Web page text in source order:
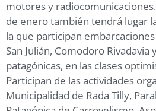
motores y
de enero también tendrá lugar
la que participan
San Julián, Comodoro Rivadavia
patagónicas, en las clases
Participan de las actividades
Municipalidad de Rada Tilly,